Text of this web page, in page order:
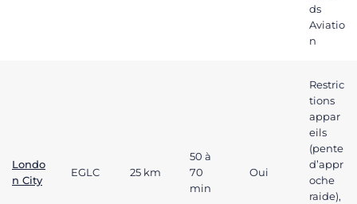
ds
Aviatio
n
Londo
n City
EGLC 25 km
50 à
70
min
Oui
Restric
tions
appar
eils
(pente
d’appr
oche
raide),